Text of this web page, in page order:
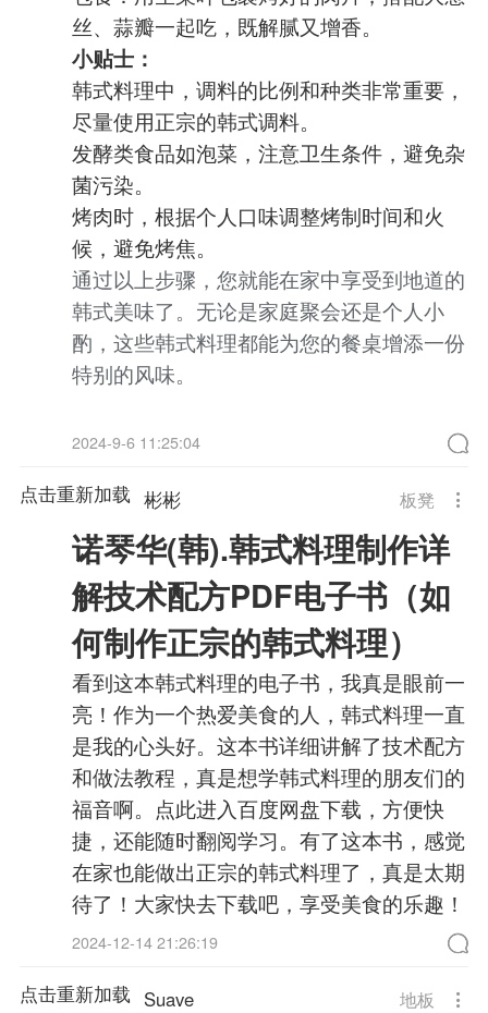
丝、蒜瓣一起吃，既解腻又增香。
小贴士：
韩式料理中，调料的比例和种类非常重要，
尽量使用正宗的韩式调料。
发酵类食品如泡菜，注意卫生条件，避免杂
菌污染。
烤肉时，根据个人口味调整烤制时间和火
候，避免烤焦。
通过以上步骤，您就能在家中享受到地道的
韩式美味了。无论是家庭聚会还是个人小
酌，这些韩式料理都能为您的餐桌增添一份
特别的风味。
2024-9-6 11:25:04
点击重新加载 板凳
彬彬
诺琴华(韩).韩式料理制作详
解技术配方PDF电子书（如
何制作正宗的韩式料理）
看到这本韩式料理的电子书，我真是眼前一
亮！作为一个热爱美食的人，韩式料理一直
是我的心头好。这本书详细讲解了技术配方
和做法教程，真是想学韩式料理的朋友们的
福音啊。点此进入百度网盘下载，方便快
捷，还能随时翻阅学习。有了这本书，感觉
在家也能做出正宗的韩式料理了，真是太期
待了！大家快去下载吧，享受美食的乐趣！
2024-12-14 21:26:19
点击重新加载 地板
Suave